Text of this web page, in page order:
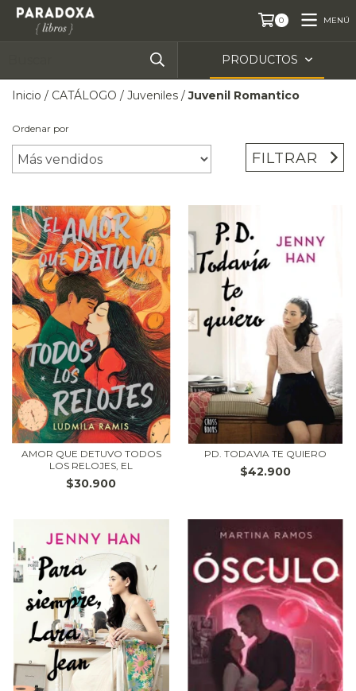
0 MENÚ
PRODUCTOS
Inicio / CATÁLOGO / Juveniles / Juvenil Romantico
Ordenar por
FILTRAR
AMOR QUE DETUVO TODOS
LOS RELOJES, EL
$30.900
PD. TODAVIA TE QUIERO
$42.900